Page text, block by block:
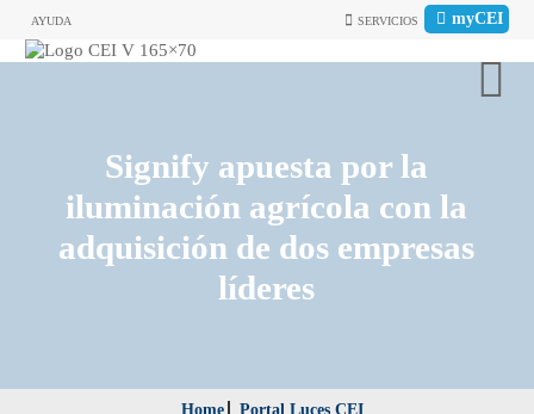
AYUDA myCEI
SERVICIOS
Signify apuesta por la
iluminación agrícola con la
adquisición de dos empresas
líderes
Home Portal Luces CEI